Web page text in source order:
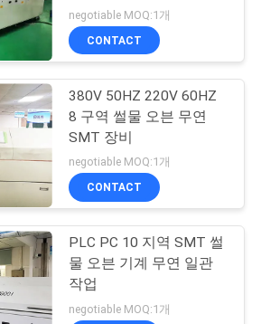
기계
물 오븐
negotiable MOQ:1개
CONTACT
380V 50HZ 220V 60HZ
8 구역 썰물 오븐 무연
SMT 장비
negotiable MOQ:1개
CONTACT
PLC PC 10 지역 SMT 썰
물 오븐 기계 무연 일관
작업
negotiable MOQ:1개